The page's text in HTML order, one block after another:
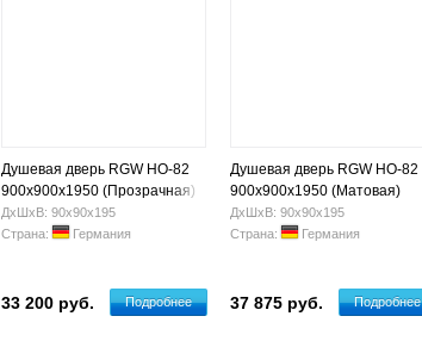
Душевая дверь RGW HO-82
900x900х1950 (Прозрачная)
ДхШхВ: 90х90х195
Страна:
Германия
33 200 руб. Подробнее
Душевая дверь RGW HO-82
900x900х1950 (Матовая)
ДхШхВ: 90х90х195
Страна:
Германия
37 875 руб. Подробнее